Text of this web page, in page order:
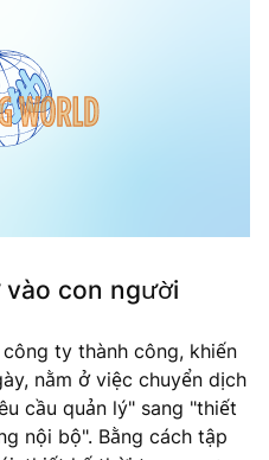
con người
ty thành công, khiến
nằm ở việc chuyển dịch
cầu quản lý" sang "thiết
nội bộ". Bằng cách tập